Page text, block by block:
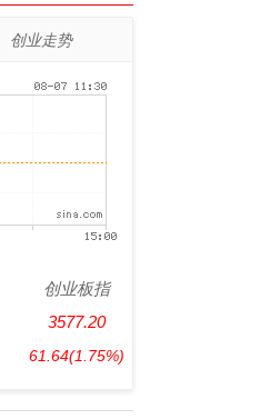
创业走势
创业板指
3577.20
61.64(1.75%)